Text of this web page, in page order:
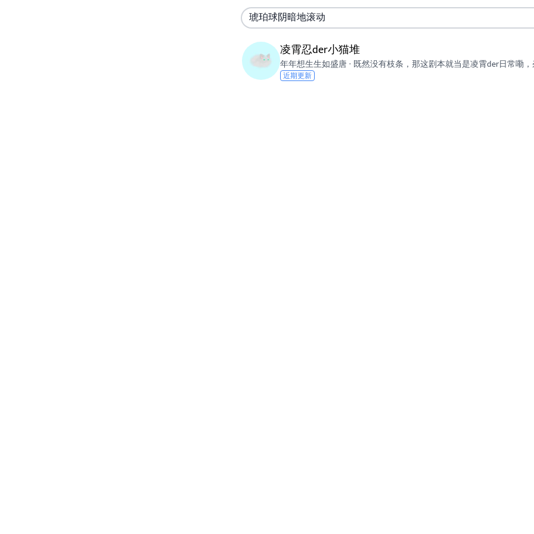
凌霄忍der小猫堆
年年想生生如盛唐· 既然没有枝条，那这剧本就当是凌霄der日常嘞，杂七杂八什么都有！ 自我介绍一下：咱是琥珀/凌霄哦，（“你画我猜”里曾是柒伍凌捌（？），雨凇族屑猫猫，新猫界目前常驻浆果（但落森废洞是我老家，欢迎眼熟/交友！（IP浙江舟山！我吃姜酥蔗浆—— 高中了可能就淡圈嘞，但无论多久我一定会回来看看！ 猫设↓绿色眼睛银白色虎斑母猫 [图片][图片]（感谢爹咪鹊星无偿绘制uu[图片]（白乐天姐姐的赠图qwq） Zoie Kate佐薇 [图片][图片]Sue Kate苏（相当于凌霄忍同人吧/思索） [图片][图片]关于hp： Ravenclaw♀三年级 Vinie Ilanvanya Cinderita 薇奈·伊兰万亚·辛德瑞塔 欢迎勾关√ 和玖月的贴贴～嘿嘿 [图片]最爱破疯疯画的小云云了🥰 [图片][图片]QQ的ai生成（？）还挺好看的就是说 会有一点点失落。 这世界有那么多
近期更新